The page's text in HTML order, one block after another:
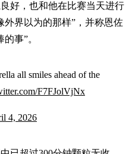
好，也和他在比赛当天进行
外界以为的那样”，并称恩佐
事”。
all smiles ahead of the
F7FJolVjNx
4, 2026